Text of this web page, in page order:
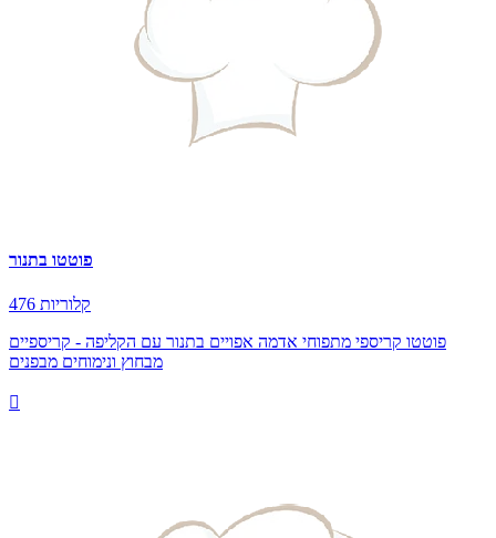
פוטטו בתנור
476 קלוריות
פוטטו קריספי מתפוחי אדמה אפויים בתנור עם הקליפה - קריספיים
מבחוץ ונימוחים מבפנים
